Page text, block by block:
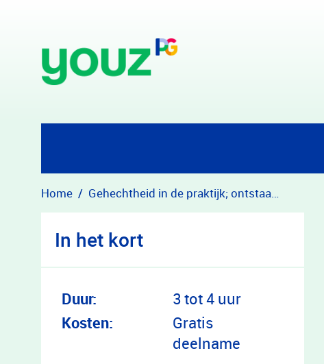
Home Gehechtheid in de praktijk; ontstaan, signaleren en ondersteunen
In het kort
Duur:
3 tot 4 uur
Kosten:
Gratis
deelname